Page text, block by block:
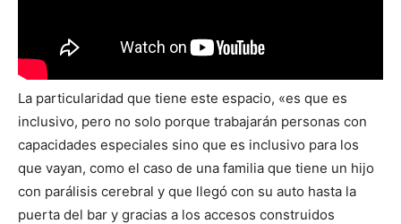
La particularidad que tiene este espacio, «es que es
inclusivo, pero no solo porque trabajarán personas con
capacidades especiales sino que es inclusivo para los
que vayan, como el caso de una familia que tiene un hijo
con parálisis cerebral y que llegó con su auto hasta la
puerta del bar y gracias a los accesos construidos